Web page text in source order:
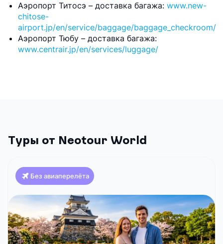
Аэропорт Титосэ – доставка багажа: www.new-
chitose-
airport.jp/en/service/baggage/baggage_checkroom/
Аэропорт Тюбу – доставка багажа:
www.centrair.jp/en/services/luggage/
Туры от Neotour World
Без авиаперелёта
Классика Японии и отдых на побережье (Токио-
Осака)